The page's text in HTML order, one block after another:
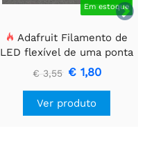

Em estoque
Adafruit Filamento de
LED flexível de uma ponta
só - 3V 25mm de
comprimento - Verde
€ 3,55 € 1,80
Ver produto